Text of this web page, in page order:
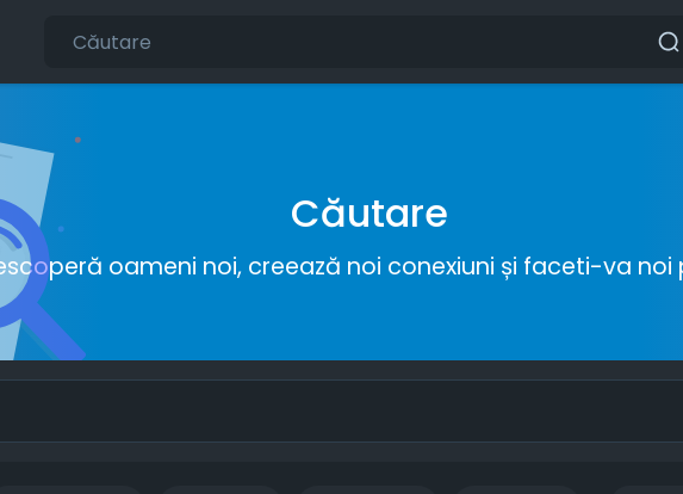
Căutare
oameni noi, creează noi conexiuni și faceti-va noi